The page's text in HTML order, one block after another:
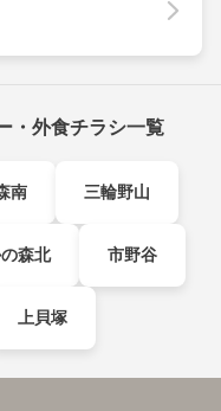
・外食チラシ一覧
南 三輪野山
森北 市野谷
上貝塚